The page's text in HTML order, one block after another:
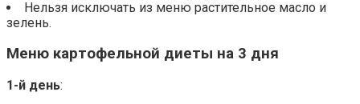
Нельзя исключать из меню растительное масло и
зелень.
Меню картофельной диеты на 3 дня
1-й день: